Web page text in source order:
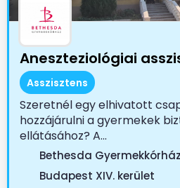
Aneszteziológiai
Asszisztens
Szeretnél egy elhivatott
hozzájárulni a gyermekek
ellátásához? A...
Bethesda Gyermekkórház
Budapest XIV. kerület